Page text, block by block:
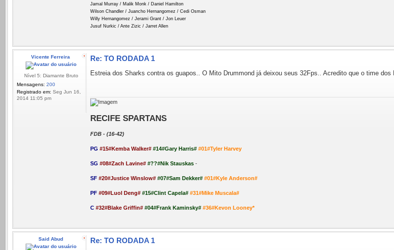
Jamal Murray / Malik Monk / Daniel Hamilton
Wilson Chandler / Juancho Hernangomez / Cedi Osman
Willy Hernangomez / Jerami Grant / Jon Leuer
Jusuf Nurkic / Ante Zizic / Jarret Allen
Vicente Ferreira
Nível 5: Diamante Bruto
Mensagens: 200
Registrado em: Seg Jun 16,
2014 11:05 pm
Re: TO RODADA 1
Estreia dos Sharks contra os guapos.. O Mito Drummond já deixou seus 32Fps.. Acredito que o time
RECIFE SPARTANS
FDB - (16-42)
PG #15#Kemba Walker# #14#Gary Harris# #01#Tyler Harvey
SG #08#Zach Lavine# #??#Nik Stauskas -
SF #20#Justice Winslow# #07#Sam Dekker# #01#Kyle Anderson#
PF #09#Luol Deng# #15#Clint Capela# #31#Mike Muscala#
C #32#Blake Griffin# #04#Frank Kaminsky# #36#Kevon Looney*
Said Abud Re: TO RODADA 1